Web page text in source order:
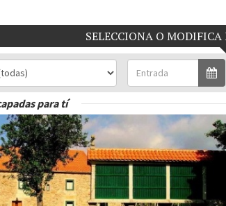
Callobre. 36688 A Estrada. Deza-Tabeirós,
del Hotel:9
SELECCIONA O MODIFICA
para tí